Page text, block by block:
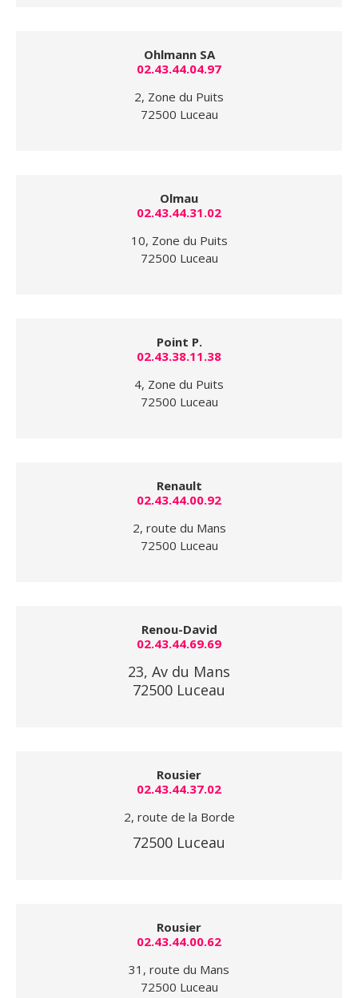
Ohlmann SA
02.43.44.04.97
2, Zone du Puits
72500 Luceau
Olmau
02.43.44.31.02
10, Zone du Puits
72500 Luceau
Point P.
02.43.38.11.38
4, Zone du Puits
72500 Luceau
Renault
02.43.44.00.92
2, route du Mans
72500 Luceau
Renou-David
02.43.44.69.69
23, Av du Mans
72500 Luceau
Rousier
02.43.44.37.02
2, route de la Borde
72500 Luceau
Rousier
02.43.44.00.62
31, route du Mans
72500 Luceau